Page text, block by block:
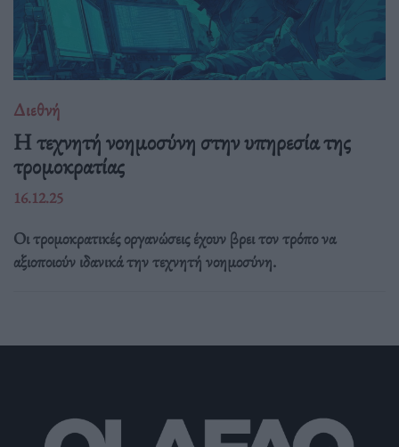
Διεθνή
Η τεχνητή νοημοσύνη στην υπηρεσία της
τρομοκρατίας
16.12.25
Οι τρομοκρατικές οργανώσεις έχουν βρει τον τρόπο να
αξιοποιούν ιδανικά την τεχνητή νοημοσύνη.